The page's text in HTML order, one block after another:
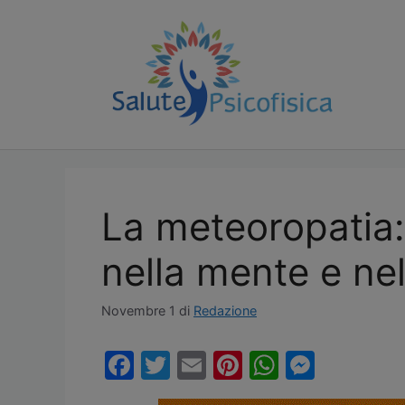
La
nella mente e
Novembre 1 di Redazione
F
T
w
E
m
Pi
nt
W
h e